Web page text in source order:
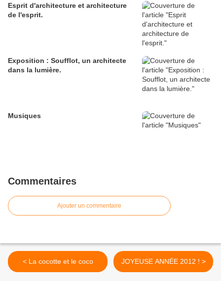
Esprit d'architecture et architecture
de l'esprit.
Exposition : Soufflot, un architecte
dans la lumière.
Musiques
Commentaires
Ajouter un commentaire
< La cocotte et le coco JOYEUSE ANNÉE 2012 ! >